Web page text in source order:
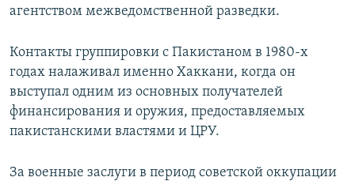
агентством межведомственной разведки.
Контакты группировки с Пакистаном в 1980-х
годах налаживал именно Хаккани, когда он
выступал одним из основных получателей
финансирования и оружия, предоставляемых
пакистанскими властями и ЦРУ.
За военные заслуги в период советской оккупации